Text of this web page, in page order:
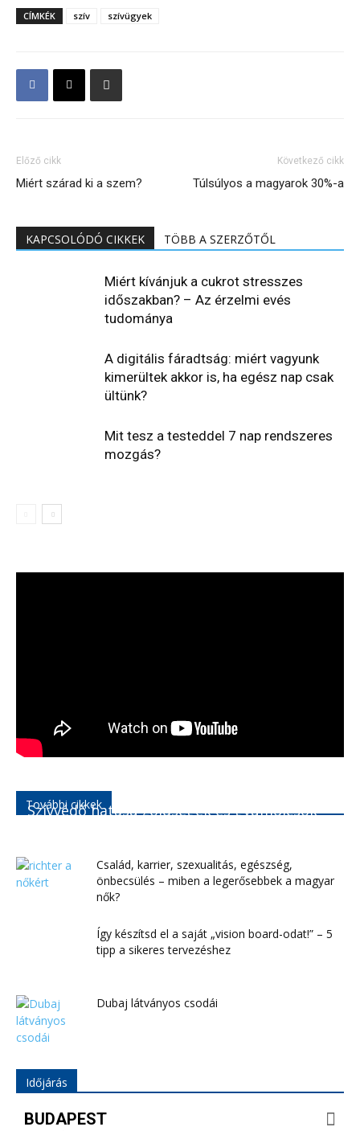
CÍMKÉK szív szívügyek
Előző cikk
Miért szárad ki a szem?
Következő cikk
Túlsúlyos a magyarok 30%-a
KAPCSOLÓDÓ CIKKEK TÖBB A SZERZŐTŐL
Miért kívánjuk a cukrot stresszes
időszakban? – Az érzelmi evés
tudománya
A digitális fáradtság: miért vagyunk
kimerültek akkor is, ha egész nap csak
ültünk?
Mit tesz a testeddel 7 nap rendszeres
mozgás?
További cikkek
Szívvédő hatású zöldségek és gyümölcsök
Család, karrier, szexualitás, egészség,
önbecsülés – miben a legerősebbek a magyar
nők?
Így készítsd el a saját „vision board-odat!” – 5
tipp a sikeres tervezéshez
Dubaj látványos csodái
Időjárás
BUDAPEST